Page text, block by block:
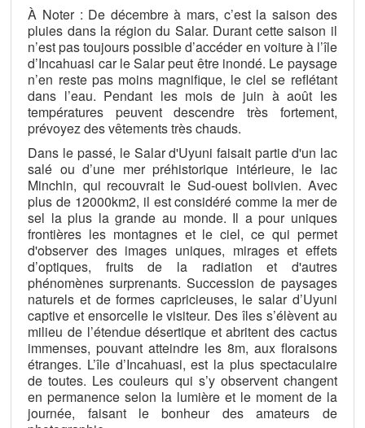
À Noter : De décembre à mars, c’est la saison des
pluies dans la région du Salar. Durant cette saison il
n’est pas toujours possible d’accéder en voiture à l’île
d’Incahuasi car le Salar peut être inondé. Le paysage
n’en reste pas moins magnifique, le ciel se reflétant
dans l’eau. Pendant les mois de juin à août les
températures peuvent descendre très fortement,
prévoyez des vêtements très chauds.
Dans le passé, le Salar d'Uyuni faisait partie d'un lac
salé ou d’une mer préhistorique intérieure, le lac
Minchin, qui recouvrait le Sud-ouest bolivien. Avec
plus de 12000km2, il est considéré comme la mer de
sel la plus la grande au monde. Il a pour uniques
frontières les montagnes et le ciel, ce qui permet
d'observer des images uniques, mirages et effets
d’optiques, fruits de la radiation et d'autres
phénomènes surprenants. Succession de paysages
naturels et de formes capricieuses, le salar d’Uyuni
captive et ensorcelle le visiteur. Des îles s’élèvent au
milieu de l’étendue désertique et abritent des cactus
immenses, pouvant atteindre les 8m, aux floraisons
étranges. L’île d’Incahuasi, est la plus spectaculaire
de toutes. Les couleurs qui s’y observent changent
en permanence selon la lumière et le moment de la
journée, faisant le bonheur des amateurs de